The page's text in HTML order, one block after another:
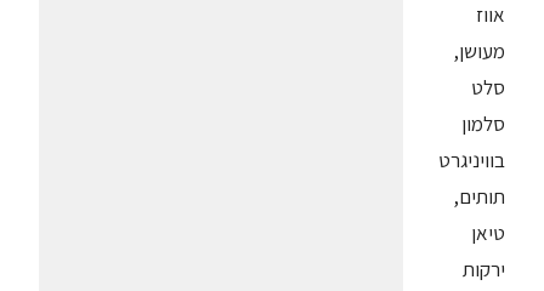
אווז
מעושן,
סלט
סלמון
בוויניגרט
תותים,
טיאן
ירקות